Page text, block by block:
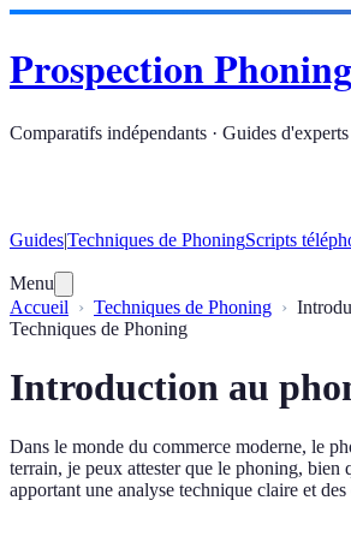
Prospection Phoning
Comparatifs indépendants · Guides
Guides|Techniques de PhoningScripts
Menu
Accueil
Techniques de Phoning
Techniques de Phoning
Introduction au
Dans le monde du commerce moderne, le
terrain, je peux attester que le phoning, bien
apportant une analyse technique claire et